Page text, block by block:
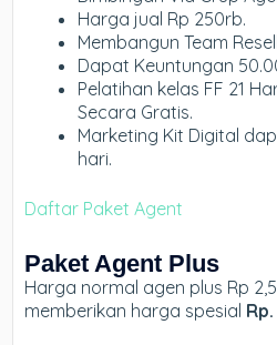
Harga jual Rp 250rb.
Membangun Team
Dapat Keuntungan
Pelatihan kelas FF 21
Secara Gratis.
Marketing Kit Digital
hari.
Daftar Paket Agent
Paket Agent Plus
Harga normal agen plus Rp
memberikan harga spesial Rp.